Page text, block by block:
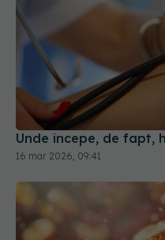
Unde începe, de fapt,
16 mar 2026, 09:41